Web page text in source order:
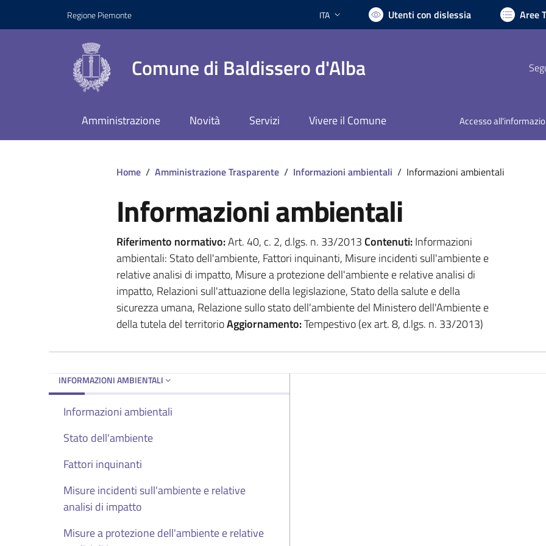
Regione Piemonte Lingua attiva:
ITA Utenti con dislessia Aree
Comune di Baldissero d'Alba
Amministrazione Novità Servizi Vivere il Comune Accesso
Home / Amministrazione Trasparente / Informazioni ambientali / Informazioni ambientali
Informazioni ambientali
Riferimento normativo:Art. 40, c. 2, d.lgs. n. 33/2013 Contenuti:Informazioni
ambientali: Stato dell'ambiente, Fattori inquinanti, Misure incidenti sull'ambiente e
relative analisi di impatto, Misure a protezione dell'ambiente e relative analisi di
impatto, Relazioni sull'attuazione della legislazione, Stato della salute e della
sicurezza umana, Relazione sullo stato dell'ambiente del Ministero dell'Ambiente e
della tutela del territorioAggiornamento:Tempestivo (ex art. 8, d.lgs. n. 33/2013)
INFORMAZIONI AMBIENTALI
Informazioni ambientali
Stato dell'ambiente
Fattori inquinanti
Misure incidenti sull'ambiente e relative
analisi di impatto
Misure a protezione dell'ambiente e relative